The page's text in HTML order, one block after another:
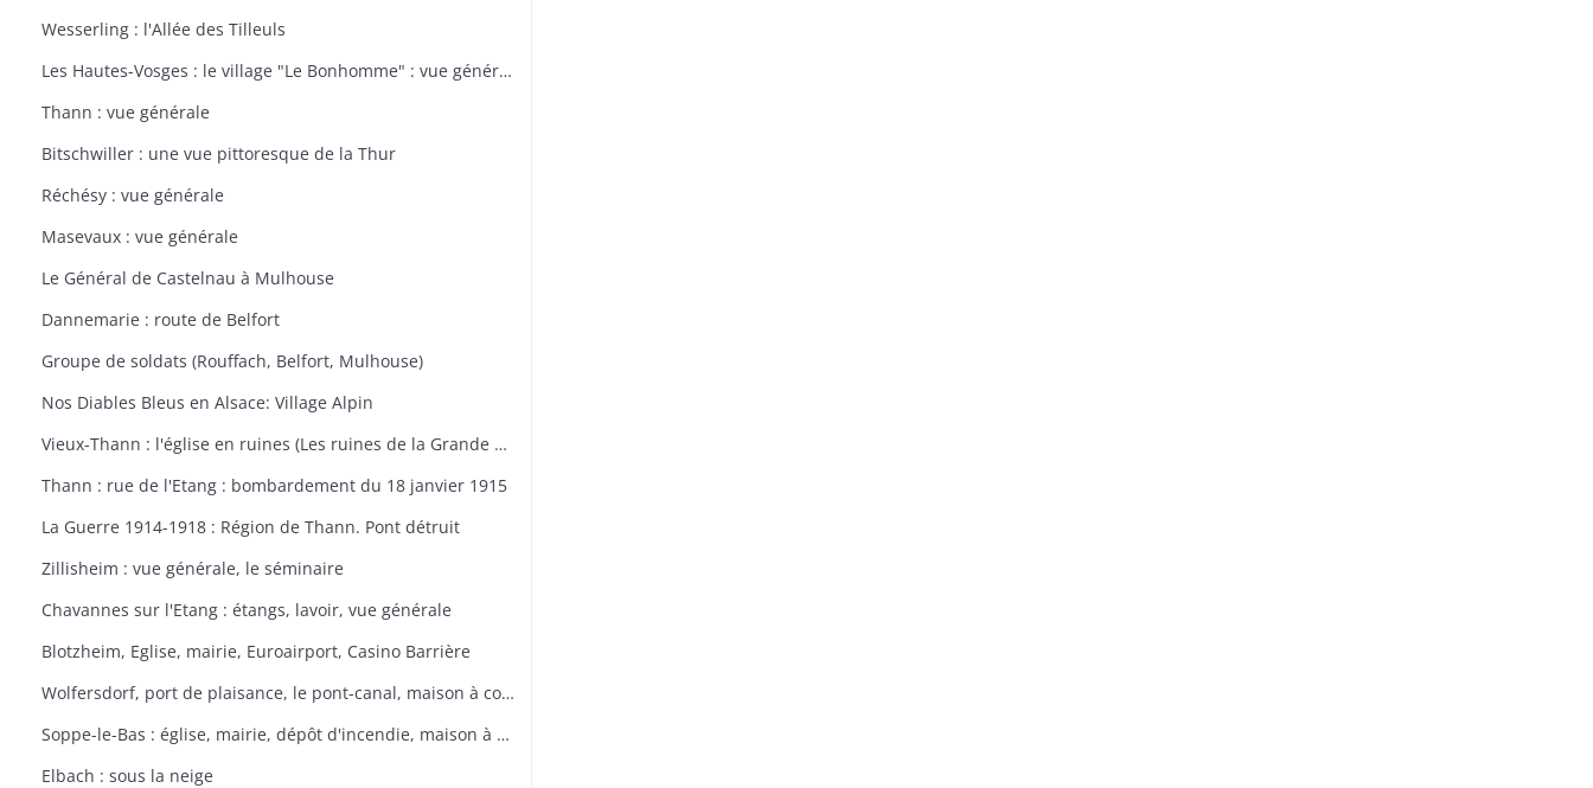
Wesserling : l'Allée des Tilleuls
Les Hautes-Vosges : le village "Le Bonhomme" : vue générale
Thann : vue générale
Bitschwiller : une vue pittoresque de la Thur
Réchésy : vue générale
Masevaux : vue générale
Le Général de Castelnau à Mulhouse
Dannemarie : route de Belfort
Groupe de soldats (Rouffach, Belfort, Mulhouse)
Nos Diables Bleus en Alsace: Village Alpin
Vieux-Thann : l'église en ruines (Les ruines de la Grande Guerre)
Thann : rue de l'Etang : bombardement du 18 janvier 1915
La Guerre 1914-1918 : Région de Thann. Pont détruit
Zillisheim : vue générale, le séminaire
Chavannes sur l'Etang : étangs, lavoir, vue générale
Blotzheim, Eglise, mairie, Euroairport, Casino Barrière
Wolfersdorf, port de plaisance, le pont-canal, maison à colombages
Soppe-le-Bas : église, mairie, dépôt d'incendie, maison à colombages
Elbach : sous la neige